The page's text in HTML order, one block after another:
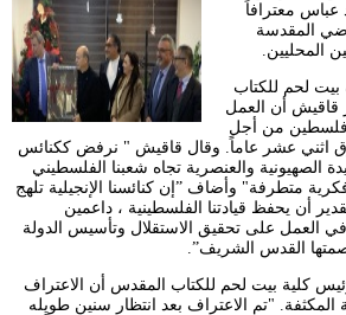
عباس معترافاً
المقدسة
المحليين.
لحم للكتاب
قاقيش أن العمل
فلسطين من أجل
اثني عشر عاماً. وقال قاقيش " نرفض ككنائس
الصهيونية والعنصرية تجاه شعبنا الفلسطيني
متطرفة" وأضاف ”إن كنائسنا الإنجيلية تلهج
أن يحفظ قيادتنا الفلسطينية ، داعمين
العمل على تحقيق الاستقلال وتأسيس الدولة
القدس الشريف”.
كلية بيت لحم للكتاب المقدس أن الاعتراف
"تم الاعتراف بعد انتظار سنين طويله